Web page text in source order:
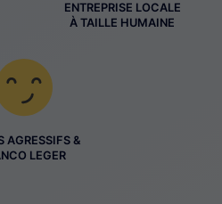
ENTREPRISE LOCALE
À TAILLE HUMAINE
AGRESSIFS &
LEGER